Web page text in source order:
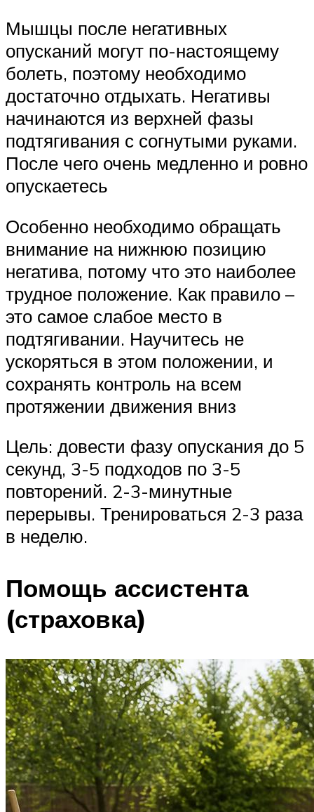
Мышцы после негативных
опусканий могут по-настоящему
болеть, поэтому необходимо
достаточно отдыхать. Негативы
начинаются из верхней фазы
подтягивания с согнутыми руками.
После чего очень медленно и ровно
опускаетесь
Особенно необходимо обращать
внимание на нижнюю позицию
негатива, потому что это наиболее
трудное положение. Как правило –
это самое слабое место в
подтягивании. Научитесь не
ускоряться в этом положении, и
сохранять контроль на всем
протяжении движения вниз
Цель: довести фазу опускания до 5
секунд, 3-5 подходов по 3-5
повторений. 2-3-минутные
перерывы. Тренироваться 2-3 раза
в неделю.
Помощь ассистента
(страховка)